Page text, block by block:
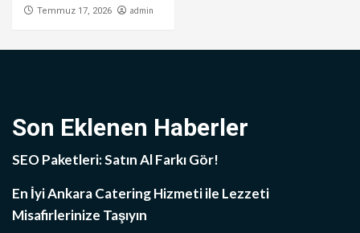
Temmuz 17, 2026 admin
Son Eklenen Haberler
SEO Paketleri: Satın Al Farkı Gör!
En İyi Ankara Catering Hizmeti ile Lezzeti
Misafirlerinize Taşıyın